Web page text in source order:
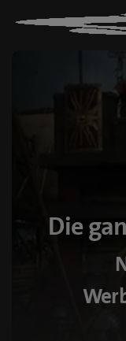
Blue+
Filme & Serien
On Demand
Die